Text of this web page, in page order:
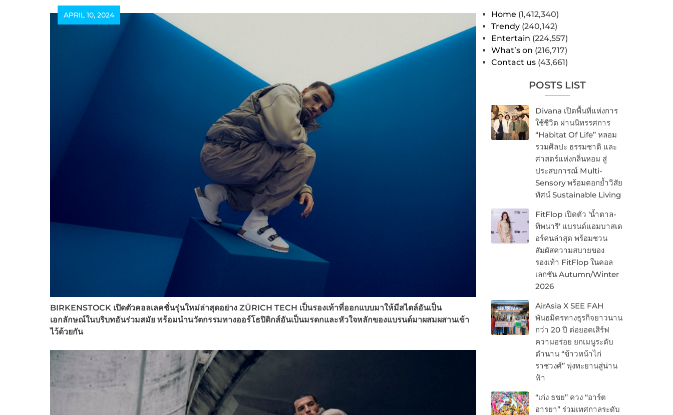
Home (1,412,340)
Trendy (240,142)
Entertain (224,557)
What’s on (216,717)
Contact us (43,661)
POSTS LIST
Divana เปิดพื้นที่แห่งการ
ใช้ชีวิต ผ่านนิทรรศการ
“Habitat Of Life” หลอม
รวมศิลปะ ธรรมชาติ และ
ศาสตร์แห่งกลิ่นหอม สู่
ประสบการณ์ Multi-
Sensory พร้อมตอกย้ำวิสัย
ทัศน์ Sustainable Living
FitFlop เปิดตัว ‘น้ำตาล-
ทิพนารี’ แบรนด์แอมบาสเด
อร์คนล่าสุด พร้อมชวน
สัมผัสความสบายของ
รองเท้า FitFlop ในคอล
เลกชัน Autumn/Winter
2026
AirAsia X SEE FAH
พันธมิตรทางธุรกิจยาวนาน
กว่า 20 ปี ต่อยอดเสิร์ฟ
ความอร่อย ยกเมนูระดับ
ตำนาน “ข้าวหน้าไก่
ราชวงศ์” พุ่งทะยานสู่น่าน
ฟ้า
“เก่ง ธชย” ควง “อาร์ต
อารยา” ร่วมเทศกาลระดับ
APRIL 10, 2024
BIRKENSTOCK เปิดตัวคอลเลคชั่นรุ่นใหม่ล่าสุดอย่าง ZÜRICH TECH เป็นรองเท้าที่ออกแบบมาให้มีสไตล์อันเป็น
เอกลักษณ์ในบริบทอันร่วมสมัย พร้อมนำนวัตกรรมทางออร์โธปิดิกส์อันเป็นมรดกและหัวใจหลักของแบรนด์มาผสมผสานเข้า
ไว้ด้วยกัน